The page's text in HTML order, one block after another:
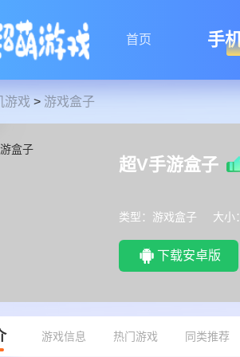
首页 手
游戏 > 游戏盒子
超V手游盒子
类型：游戏盒子 大小
下载安卓版
游戏信息 热门游戏 同类推荐